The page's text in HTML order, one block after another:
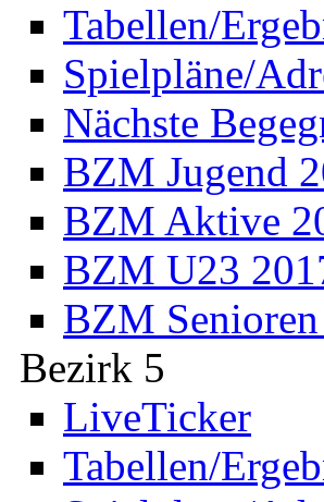
Tabellen/
Spielpläne/
Nächste
BZM Jugend
BZM Aktive
BZM U23
BZM
Bezirk 5
LiveTicker
Tabellen/